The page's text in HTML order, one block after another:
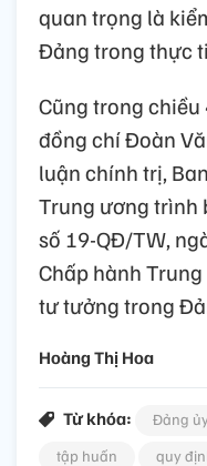
quan trọng là
Đảng trong thực
Cũng trong
đồng chí Đoàn
luận chính trị,
Trung ương trình
số 19-QĐ/TW,
Chấp hành
tư tưởng trong
Hoàng Thị Hoa
Từ khóa:
Đảng
tập huấn
quy